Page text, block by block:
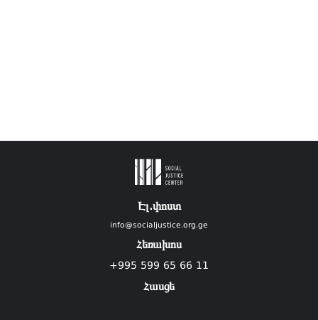
Էլ.փոստ
info@socialjustice.org.ge
Հեռախոս
+995 599 65 66 11
Հասցե